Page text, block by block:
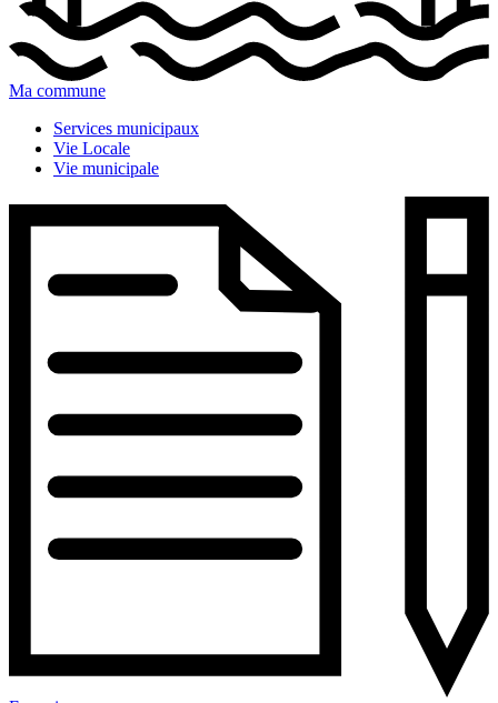
Ma commune
Services municipaux
Vie Locale
Vie municipale